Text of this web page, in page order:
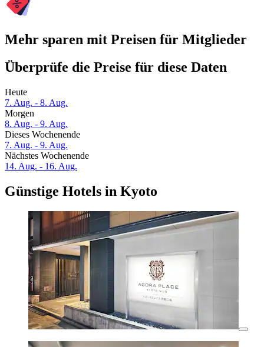
Mehr sparen mit Preisen für Mitglieder
Überprüfe die Preise für diese Daten
Heute
7. Aug. - 8. Aug.
Morgen
8. Aug. - 9. Aug.
Dieses Wochenende
7. Aug. - 9. Aug.
Nächstes Wochenende
14. Aug. - 16. Aug.
Günstige Hotels in Kyoto